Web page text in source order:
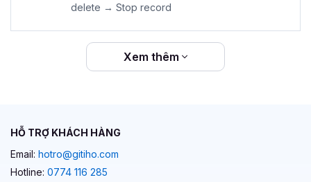
delete → Stop record
Xem thêm
HỖ TRỢ KHÁCH HÀNG
Email: hotro@gitiho.com
Hotline: 0774 116 285